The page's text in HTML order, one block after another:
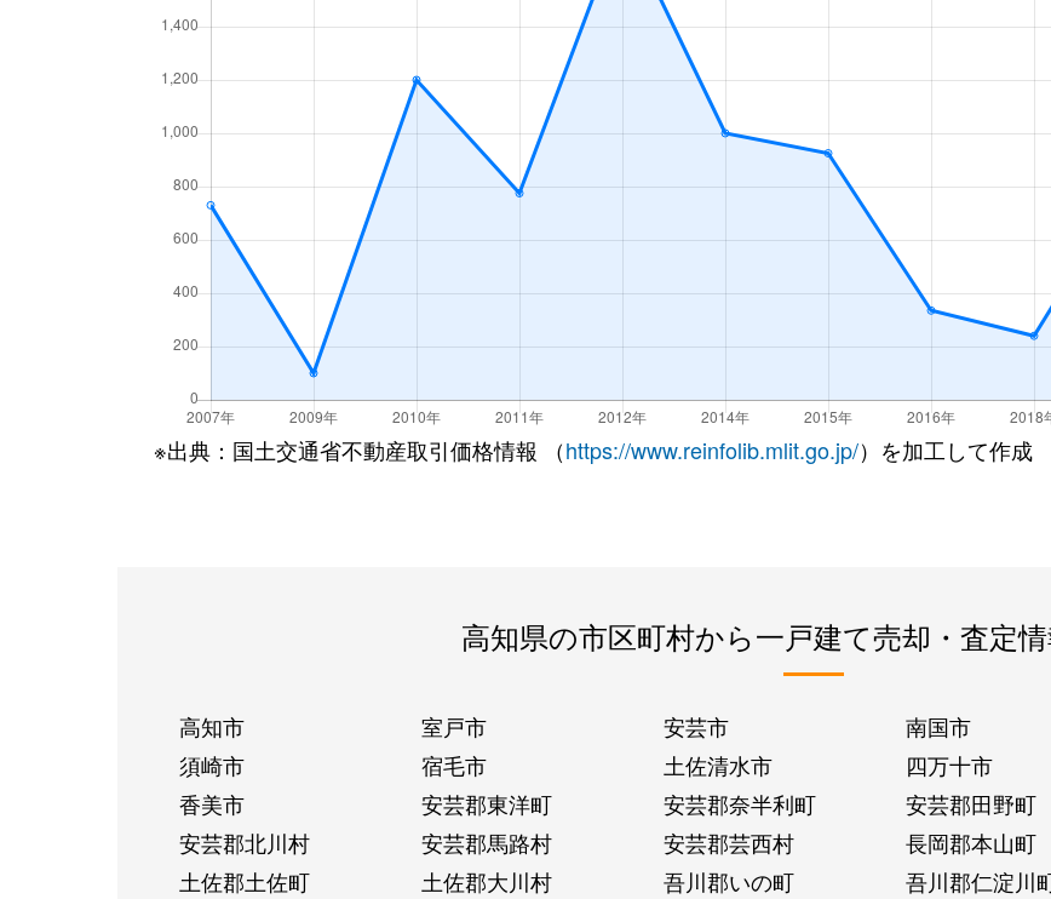
※出典：国土交通省不動産取引価格情報 （https://www.reinfolib.mlit.go.jp/）を加工して作成
高知県の市区町村から一戸建て売却・査定
高知市 室戸市 安芸市 南国市
須崎市
宿毛市 土佐清水市 四万十市
香美市
安芸郡東洋町 安芸郡奈半利町 安芸郡田野町
安芸郡北川村
安芸郡馬路村 安芸郡芸西村 長岡郡本山町
土佐郡土佐町
土佐郡大川村 吾川郡いの町 吾川郡仁淀川